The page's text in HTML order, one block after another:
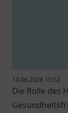
14.06.2026 10:52
Die Rolle des